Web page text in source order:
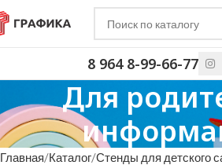
8 964 8-99-66-77
Для
Главная Каталог Стенды для детского